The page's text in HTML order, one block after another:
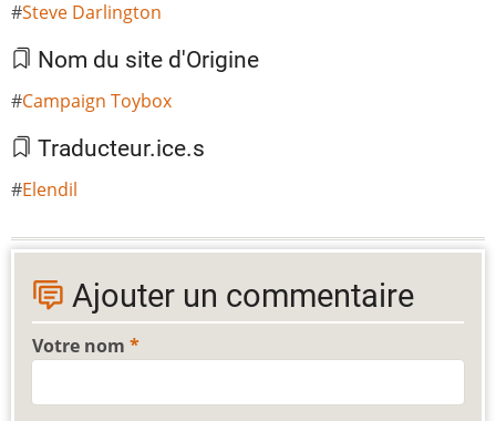
Steve Darlington
Nom du site d'Origine
Campaign Toybox
Traducteur.ice.s
Elendil
Ajouter un commentaire
Votre nom